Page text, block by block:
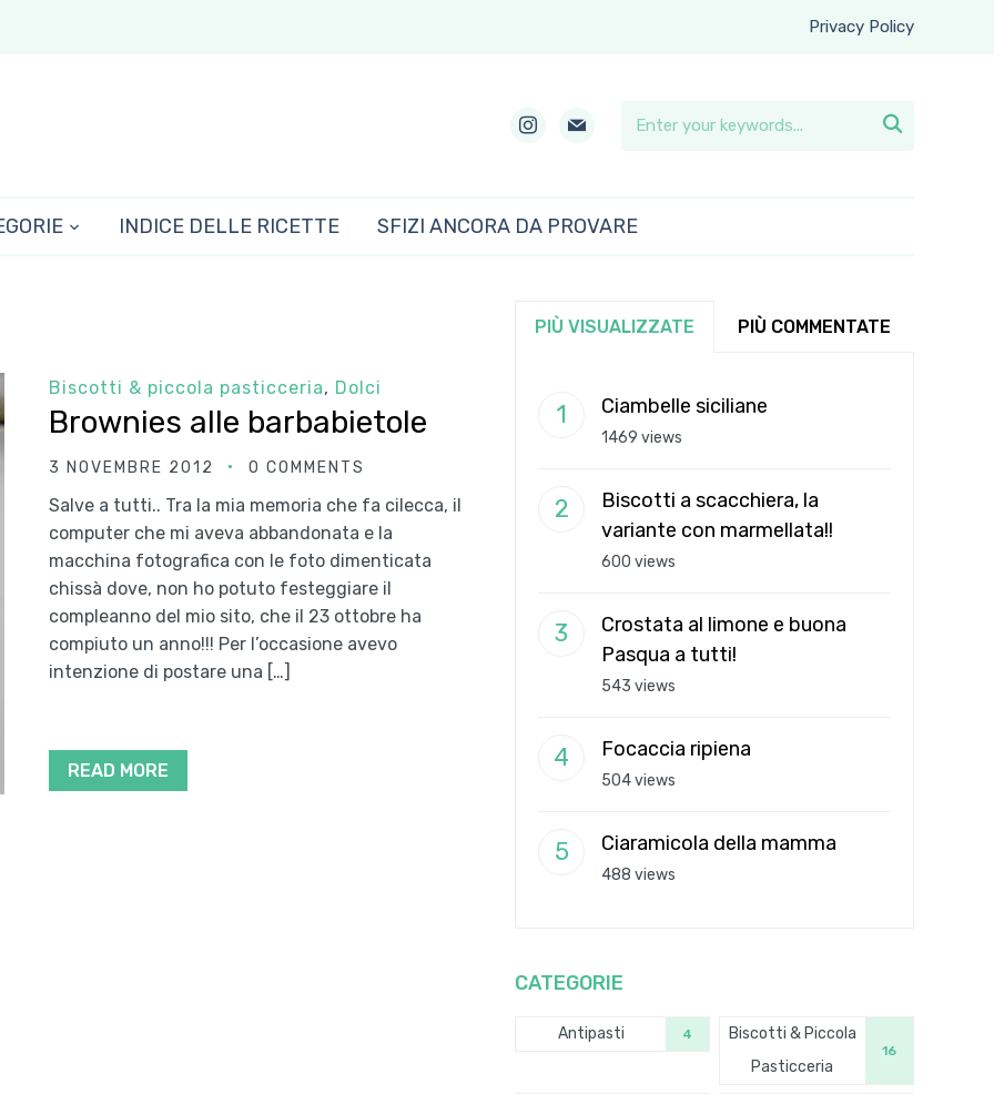
Privacy Policy
instagram
mail 
INDICE DELLE RICETTE SFIZI ANCORA DA PROVARE
Biscotti & piccola pasticceria, Dolci
Brownies alle barbabietole
3 NOVEMBRE 2012 0 COMMENTS
Salve a tutti.. Tra la mia memoria che fa cilecca, il
computer che mi aveva abbandonata e la
macchina fotografica con le foto dimenticata
chissà dove, non ho potuto festeggiare il
compleanno del mio sito, che il 23 ottobre ha
compiuto un anno!!! Per l’occasione avevo
intenzione di postare una […]
READ MORE
PIÙ VISUALIZZATE PIÙ COMMENTATE
Ciambelle siciliane
1469 views
Biscotti a scacchiera, la
variante con marmellata!!
600 views
Crostata al limone e buona
Pasqua a tutti!
543 views
Focaccia ripiena
504 views
Ciaramicola della mamma
488 views
CATEGORIE
Antipasti 4
Biscotti & Piccola
Pasticceria
16